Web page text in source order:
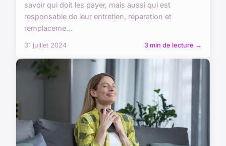
savoir qui doit les payer, mais aussi qui est
responsable de leur entretien, réparation et
remplaceme...
31 juillet 2024 3 min de lecture →